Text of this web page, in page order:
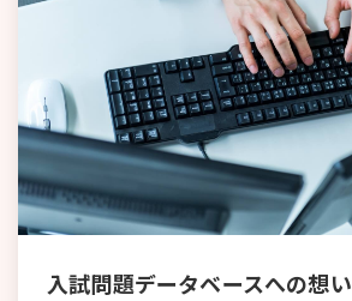
入試問題データベースへの想い